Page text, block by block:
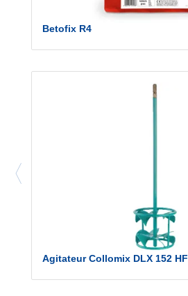
Betofix R4
Agitateur Collomix DLX 152 HF